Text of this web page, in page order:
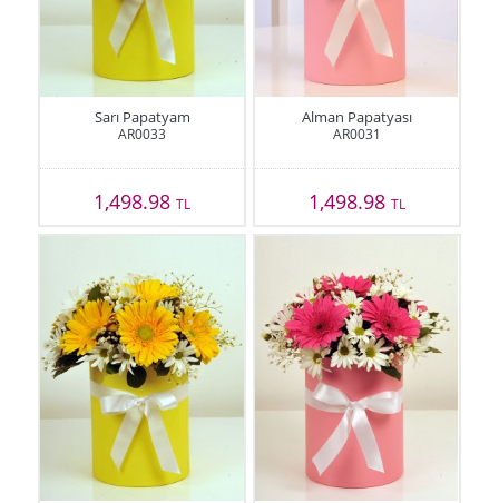
Sarı Papatyam
AR0033
1,498.98TL
Alman Papatyası
AR0031
1,498.98 TL